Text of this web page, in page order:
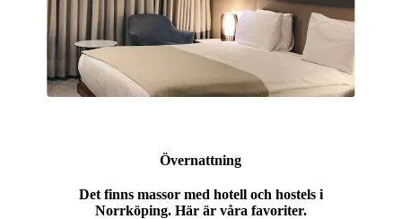
Övernattning
Det finns massor med hotell och hostels i
Norrköping. Här är våra favoriter.